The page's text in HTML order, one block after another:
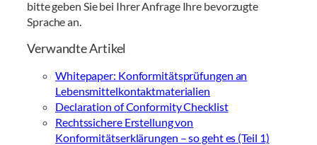
bitte geben Sie bei Ihrer Anfrage Ihre bevorzugte
Sprache an.
Verwandte Artikel
Whitepaper: Konformitätsprüfungen an
Lebensmittelkontaktmaterialien
Declaration of Conformity Checklist
Rechtssichere Erstellung von
Konformitätserklärungen – so geht es (Teil 1)